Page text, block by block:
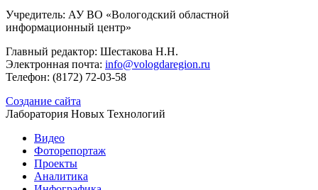
Учредитель: АУ ВО «Вологодский областной
информационный центр»
Главный редактор: Шестакова Н.Н.
Электронная почта: info@vologdaregion.ru
Телефон: (8172) 72-03-58
Создание сайта
Лаборатория Новых Технологий
Видео
Фоторепортаж
Проекты
Аналитика